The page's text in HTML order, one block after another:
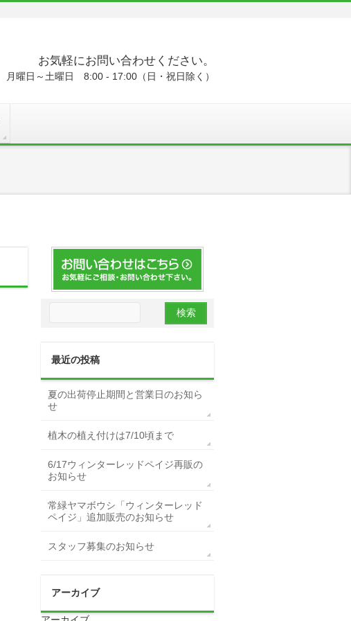
お気軽にお問い合わせください。
月曜日～土曜日 8:00 - 17:00（日・祝日除く）
最近の投稿
夏の出荷停止期間と営業日のお知ら
せ
植木の植え付けは7/10頃まで
6/17ウィンターレッドペイジ再販の
お知らせ
常緑ヤマボウシ「ウィンターレッド
ペイジ」追加販売のお知らせ
スタッフ募集のお知らせ
アーカイブ